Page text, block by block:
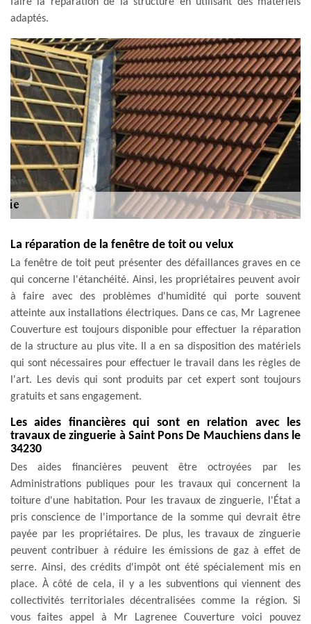
adaptés.
La réparation de la fenêtre de toit ou velux
La fenêtre de toit peut présenter des défaillances graves en ce
qui concerne l'étanchéité. Ainsi, les propriétaires peuvent avoir
à faire avec des problèmes d'humidité qui porte souvent
atteinte aux installations électriques. Dans ce cas, Mr Lagrenee
Couverture est toujours disponible pour effectuer la réparation
de la structure au plus vite. Il a en sa disposition des matériels
qui sont nécessaires pour effectuer le travail dans les règles de
l'art. Les devis qui sont produits par cet expert sont toujours
gratuits et sans engagement.
Les aides financières qui sont en relation avec les
travaux de zinguerie à Saint Pons De Mauchiens dans le
34230
Des aides financières peuvent être octroyées par les
Administrations publiques pour les travaux qui concernent la
toiture d'une habitation. Pour les travaux de zinguerie, l'État a
pris conscience de l'importance de la somme qui devrait être
payée par les propriétaires. De plus, les travaux de zinguerie
peuvent contribuer à réduire les émissions de gaz à effet de
serre. Ainsi, des crédits d'impôt ont été spécialement mis en
place. À côté de cela, il y a les subventions qui viennent des
collectivités territoriales décentralisées comme la région. Si
vous faites appel à Mr Lagrenee Couverture voici pouvez